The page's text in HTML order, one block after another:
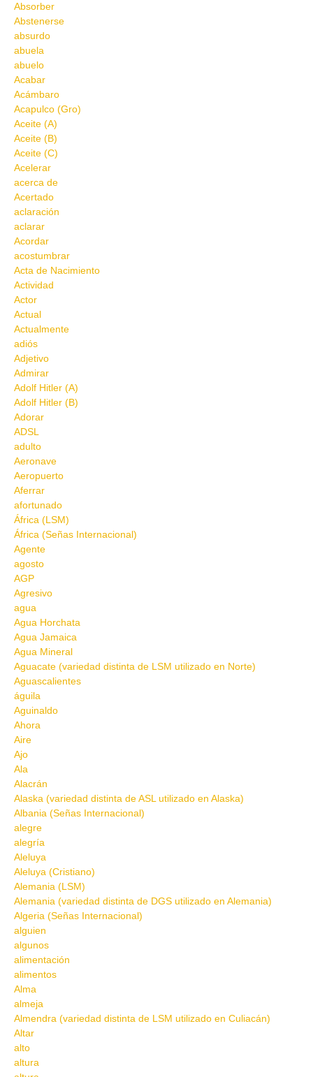
Absorber
Abstenerse
absurdo
abuela
abuelo
Acabar
Acámbaro
Acapulco (Gro)
Aceite (A)
Aceite (B)
Aceite (C)
Acelerar
acerca de
Acertado
aclaración
aclarar
Acordar
acostumbrar
Acta de Nacimiento
Actividad
Actor
Actual
Actualmente
adiós
Adjetivo
Admirar
Adolf Hitler (A)
Adolf Hitler (B)
Adorar
ADSL
adulto
Aeronave
Aeropuerto
Aferrar
afortunado
África (LSM)
África (Señas Internacional)
Agente
agosto
AGP
Agresivo
agua
Agua Horchata
Agua Jamaica
Agua Mineral
Aguacate (variedad distinta de LSM utilizado en Norte)
Aguascalientes
águila
Aguinaldo
Ahora
Aire
Ajo
Ala
Alacrán
Alaska (variedad distinta de ASL utilizado en Alaska)
Albania (Señas Internacional)
alegre
alegría
Aleluya
Aleluya (Cristiano)
Alemania (LSM)
Alemania (variedad distinta de DGS utilizado en Alemania)
Algeria (Señas Internacional)
alguien
algunos
alimentación
alimentos
Alma
almeja
Almendra (variedad distinta de LSM utilizado en Culiacán)
Altar
alto
altura